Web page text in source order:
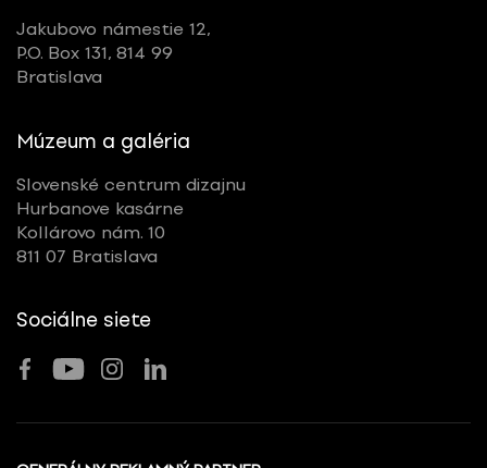
Jakubovo námestie 12,
P.O. Box 131, 814 99
Bratislava
Múzeum a galéria
Slovenské centrum dizajnu
Hurbanove kasárne
Kollárovo nám. 10
811 07 Bratislava
Sociálne siete